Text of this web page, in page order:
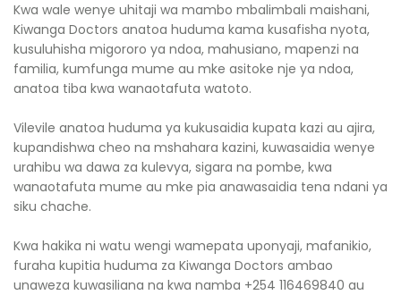
Kwa wale wenye uhitaji wa mambo mbalimbali maishani,
Kiwanga Doctors anatoa huduma kama kusafisha nyota,
kusuluhisha migororo ya ndoa, mahusiano, mapenzi na
familia, kumfunga mume au mke asitoke nje ya ndoa,
anatoa tiba kwa wanaotafuta watoto.
Vilevile anatoa huduma ya kukusaidia kupata kazi au ajira,
kupandishwa cheo na mshahara kazini, kuwasaidia wenye
urahibu wa dawa za kulevya, sigara na pombe, kwa
wanaotafuta mume au mke pia anawasaidia tena ndani ya
siku chache.
Kwa hakika ni watu wengi wamepata uponyaji, mafanikio,
furaha kupitia huduma za Kiwanga Doctors ambao
unaweza kuwasiliana na kwa namba +254 116469840 au